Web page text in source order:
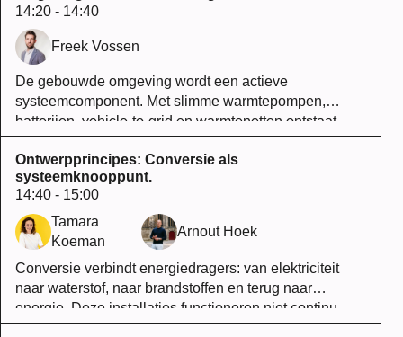
systeem kwetsbaar.
14:20 - 14:40
Freek Vossen
De gebouwde omgeving wordt een actieve
systeemcomponent. Met slimme warmtepompen,
batterijen, vehicle-to-grid en warmtenetten ontstaat
flexibiliteit op wijkniveau. De ontwerpkeuze verschuift
van individuele optimalisatie naar systeembalans:
gebouwen ondersteunen het net in plaats van het te
belasten.
Ontwerpprincipes: Conversie als
systeemknooppunt.
14:40 - 15:00
Tamara
Koeman
Arnout Hoek
Conversie verbindt energiedragers: van elektriciteit
naar waterstof, naar brandstoffen en terug naar
energie. Deze installaties functioneren niet continu,
maar flexibel en systeemgestuurd. Conversie wordt